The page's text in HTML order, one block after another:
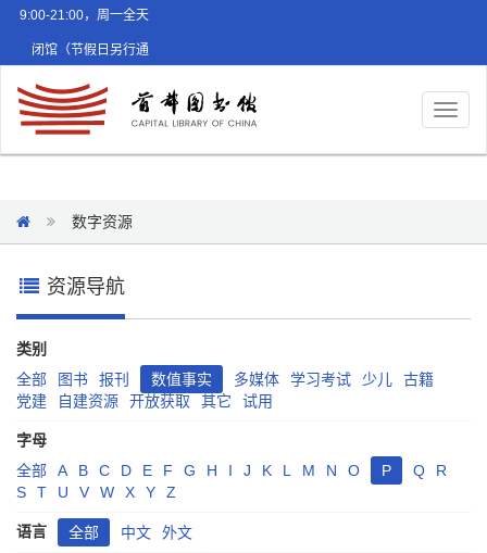
9:00-21:00，周一全天
闭馆（节假日另行通
数字资源
资源导航
类别
全部
图书 报刊 数值事实 多媒体 学习考试 少儿
古籍
党建
自建资源 开放获取 其它 试用
字母
全部
A B C D E F G H I J K L M N O P Q
R
S
T U V W X Y Z
语言 全部 中文 外文